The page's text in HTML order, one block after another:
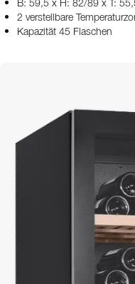
B: 59,5 x H: 82/89 x T:
2 verstellbare
Kapazität 45 Flaschen